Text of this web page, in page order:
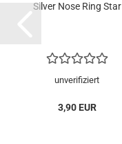
Silver Nose Ring Star
unverifiziert
3,90 EUR